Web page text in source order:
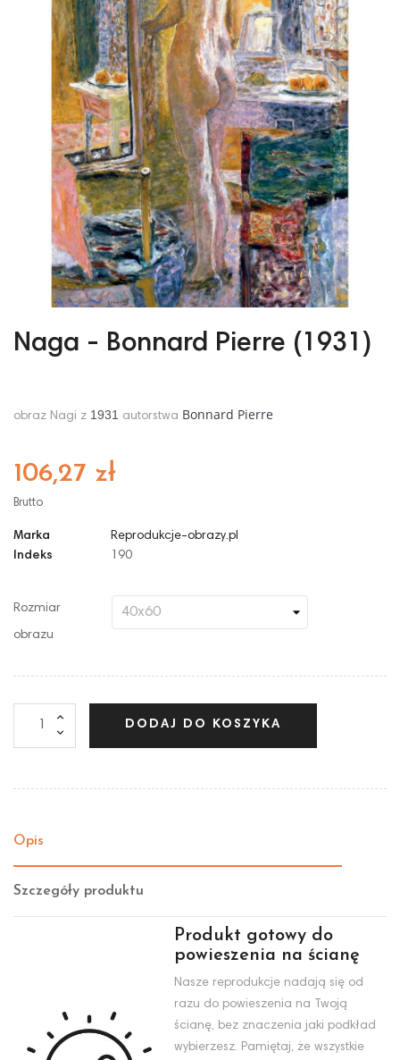
Naga - Bonnard Pierre (1931)
obraz Nagi z 1931 autorstwa Bonnard Pierre
106,27 zł
Brutto
Marka
Reprodukcje-obrazy.pl
Indeks
190
Rozmiar
obrazu
DODAJ DO KOSZYKA
Opis
Szczegóły produktu
Produkt gotowy do
powieszenia na ścianę
Nasze reprodukcje nadają się od
razu do powieszenia na Twoją
ścianę, bez znaczenia jaki podkład
wybierzesz. Pamiętaj, że wszystkie